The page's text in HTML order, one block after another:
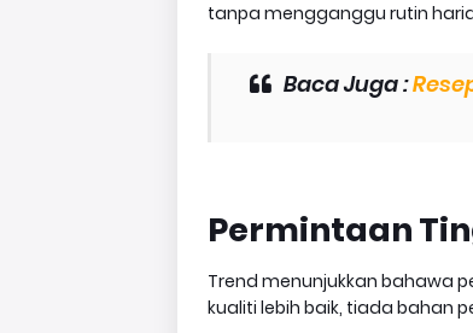
tanpa mengganggu rutin
Baca Juga :
Permintaan
Trend menunjukkan bahawa
kualiti lebih baik, tiada bahan